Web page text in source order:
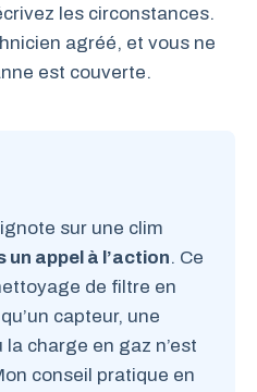
les circonstances.
agréé, et vous ne
est couverte.
sur une clim
un appel à l’action. Ce
de filtre en
capteur, une
charge en gaz n’est
conseil pratique en